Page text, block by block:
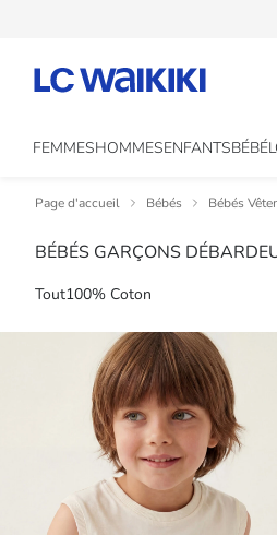
FEMMESHOMMESENFANTSBÉBÉ
Page d'accueil Bébés Bébés
BÉBÉS GARÇONS
Tout100% Coton